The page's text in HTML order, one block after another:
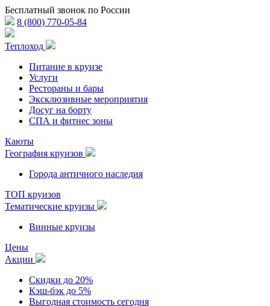
Бесплатный звонок по России
8 (800) 770-05-84
Теплоход
Питание в круизе
Услуги
Рестораны и бары
Эксклюзивные мероприятия
Досуг на борту
СПА и фитнес зоны
Каюты
География круизов
Города античного наследия
ТОП круизов
Тематические круизы
Винные круизы
Цены
Акции
Скидки до 20%
Кэш-бэк до 5%
Выгодная стоимость сегодня